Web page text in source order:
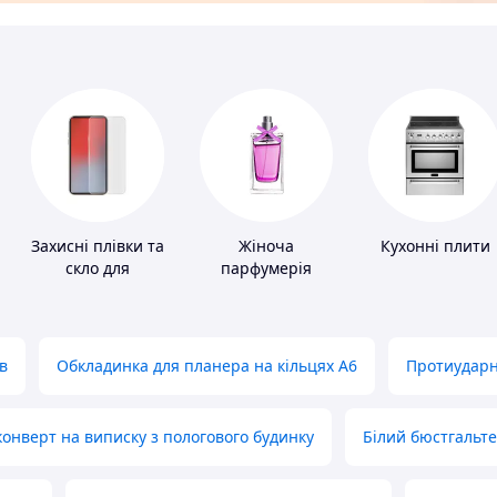
Захисні плівки та
скло для
Жіноча
парфумерія
Кухонні плити
Обкладинка для планера на кільцях А6
на виписку з пологового будинку Білий